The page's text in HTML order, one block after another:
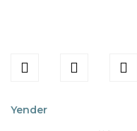
Yender